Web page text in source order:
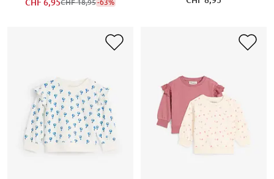
CHF 6,95CHF 18,95-63%